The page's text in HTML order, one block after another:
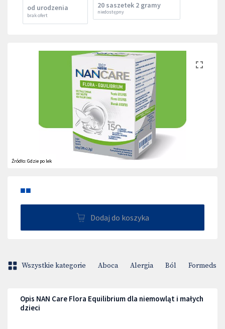
od urodzenia
brak ofert
20 saszetek 2 gramy
niedostępny
Źródło:Gdzie po lek
■■
Dodaj do koszyka
Wszystkie kategorie Aboca Alergia Ból Formeds
Opis NAN Care Flora Equilibrium dla niemowląt i małych
dzieci